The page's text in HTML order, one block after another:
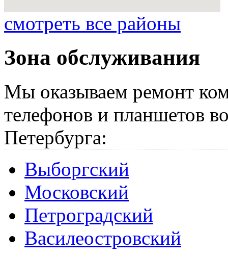
смотреть все районы
Зона обслуживания
Мы оказываем ремонт
телефонов и планшетов
Петербурга:
Выборгский
Московский
Петроградский
Василеостровский